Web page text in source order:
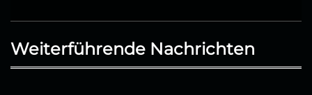
Weiterführende Nachrichten